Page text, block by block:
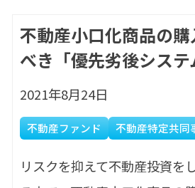
不動産小口化商品の
べき「優先劣後システ
2021年8月24日
不動産ファンド 不動産特定共同
リスクを抑えて不動産投資を